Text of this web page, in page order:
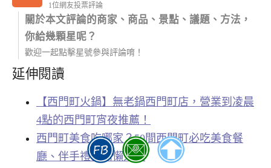
1位網友投票評論
關於本文評論的商家、商品、景點、議題、方法，
你給幾顆星呢？
歡迎一起點擊星號參與評論唷！
延伸閱讀
【西門町火鍋】無老鍋西門町店，營業到凌晨
4點的西門町宵夜推薦！
西門町美食吃哪家？50間西門町必吃美食餐
廳、伴手禮推薦懶人包